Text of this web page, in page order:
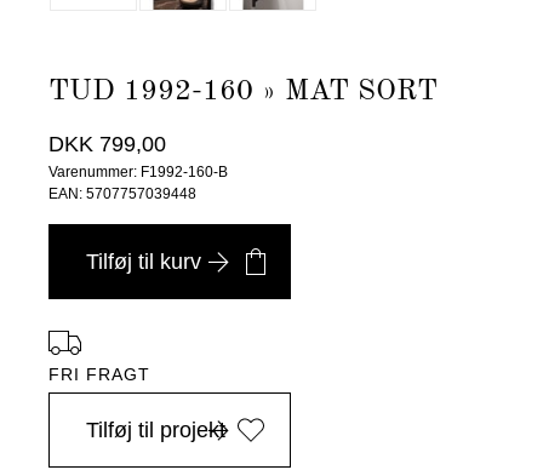
TUD 1992-160 » MAT SORT
DKK 799,00
Varenummer: F1992-160-B
EAN: 5707757039448
Tilføj til kurv
FRI FRAGT
i Danmark ved køb over 4.999 DKK, -
Tilføj til projekt